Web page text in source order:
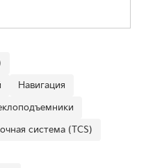
Навигация
система (TCS)